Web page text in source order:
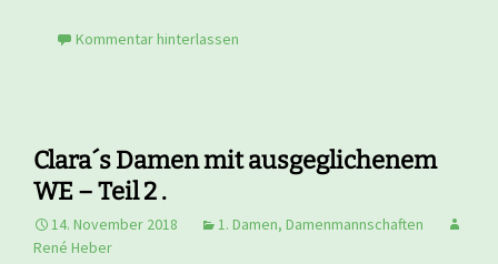
Kommentar hinterlassen
Clara´s Damen mit ausgeglichenem
WE – Teil 2 .
14. November 2018 1. Damen, Damenmannschaften
René Heber